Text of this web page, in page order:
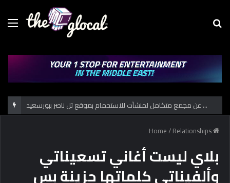
Menu
حكاية الكشف عن مجمع متكامل لمنشآت للاستحمام بموقع تل ناصر ببورسعيد
/Relationships
بلاي ليست أغاني تسعيناتي
وألفيناتي كلماتها حزينة بس